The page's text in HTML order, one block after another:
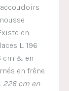
en
L. 196
cm & en
en frêne.
226 cm en